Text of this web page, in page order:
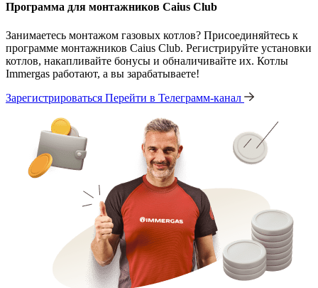
Программа для монтажников Caius Club
Занимаетесь монтажом газовых котлов? Присоединяйтесь к
программе монтажников Caius Club. Регистрируйте установки
котлов, накапливайте бонусы и обналичивайте их. Котлы
Immergas работают, а вы зарабатываете!
Зарегистрироваться Перейти в Телеграмм-канал